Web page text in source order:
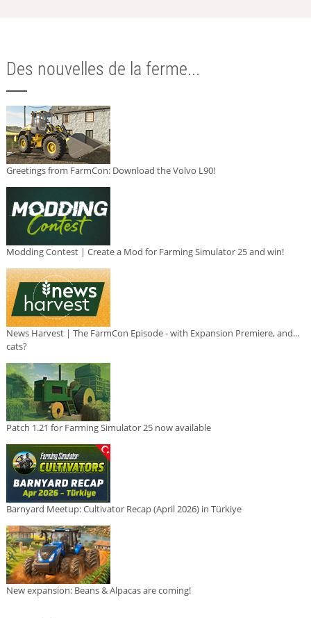
Des nouvelles de la ferme...
Greetings from FarmCon: Download the Volvo L90!
Modding Contest | Create a Mod for Farming Simulator 25 and win!
News Harvest | The FarmCon Episode - with Expansion Premiere, and...
cats?
Patch 1.21 for Farming Simulator 25 now available
Barnyard Meetup: Cultivator Recap (April 2026) in Türkiye
New expansion: Beans & Alpacas are coming!